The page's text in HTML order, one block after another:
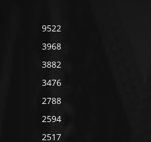
9522
3968
3882
3476
2788
2594
2517